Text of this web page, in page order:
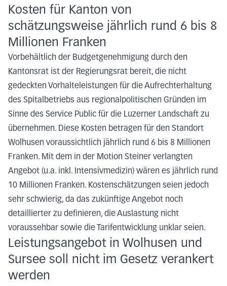
Kosten für Kanton von
schätzungsweise jährlich rund 6 bis 8
Millionen Franken
Vorbehältlich der Budgetgenehmigung durch den
Kantonsrat ist der Regierungsrat bereit, die nicht
gedeckten Vorhalteleistungen für die Aufrechterhaltung
des Spitalbetriebs aus regionalpolitischen Gründen im
Sinne des Service Public für die Luzerner Landschaft zu
übernehmen. Diese Kosten betragen für den Standort
Wolhusen voraussichtlich jährlich rund 6 bis 8 Millionen
Franken. Mit dem in der Motion Steiner verlangten
Angebot (u.a. inkl. Intensivmedizin) wären es jährlich rund
10 Millionen Franken. Kostenschätzungen seien jedoch
sehr schwierig, da das zukünftige Angebot noch
detaillierter zu definieren, die Auslastung nicht
voraussehbar sowie die Tarifentwicklung unklar seien.
Leistungsangebot in Wolhusen und
Sursee soll nicht im Gesetz verankert
werden